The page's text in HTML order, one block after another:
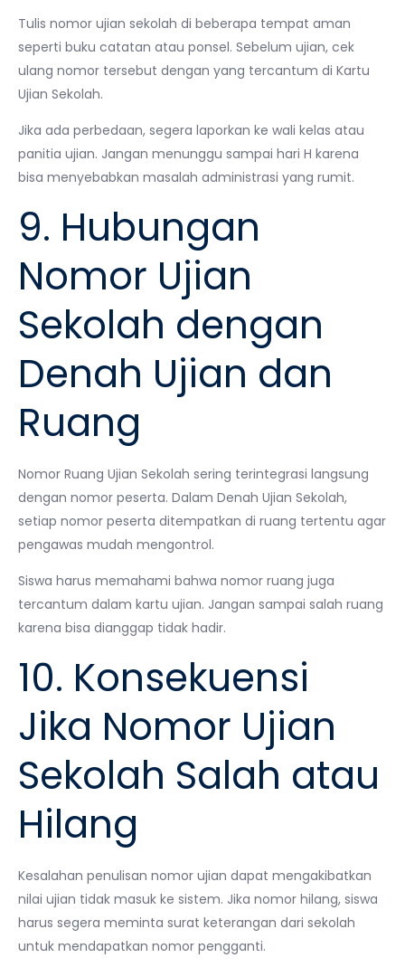
Tulis nomor ujian sekolah di beberapa tempat aman
seperti buku catatan atau ponsel. Sebelum ujian, cek
ulang nomor tersebut dengan yang tercantum di Kartu
Ujian Sekolah.
Jika ada perbedaan, segera laporkan ke wali kelas atau
panitia ujian. Jangan menunggu sampai hari H karena
bisa menyebabkan masalah administrasi yang rumit.
9. Hubungan
Nomor Ujian
Sekolah dengan
Denah Ujian dan
Ruang
Nomor Ruang Ujian Sekolah sering terintegrasi langsung
dengan nomor peserta. Dalam Denah Ujian Sekolah,
setiap nomor peserta ditempatkan di ruang tertentu agar
pengawas mudah mengontrol.
Siswa harus memahami bahwa nomor ruang juga
tercantum dalam kartu ujian. Jangan sampai salah ruang
karena bisa dianggap tidak hadir.
10. Konsekuensi
Jika Nomor Ujian
Sekolah Salah atau
Hilang
Kesalahan penulisan nomor ujian dapat mengakibatkan
nilai ujian tidak masuk ke sistem. Jika nomor hilang, siswa
harus segera meminta surat keterangan dari sekolah
untuk mendapatkan nomor pengganti.